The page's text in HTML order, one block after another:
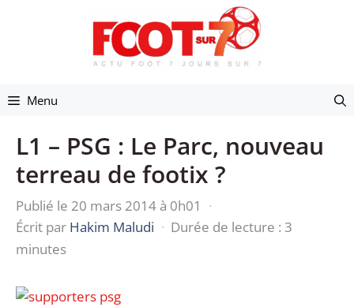
Menu
L1 – PSG : Le Parc, nouveau
terreau de footix ?
Publié le 20 mars 2014 à 0h01
·
Écrit par Hakim Maludi · Durée de lecture : 3
minutes